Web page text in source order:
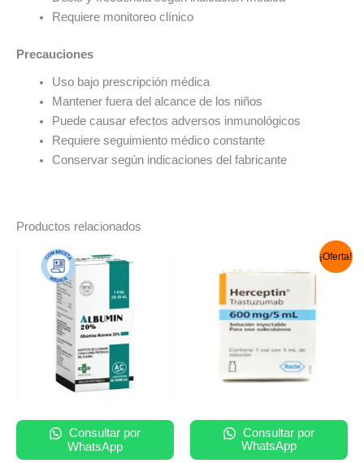
Requiere monitoreo clínico
Precauciones
Uso bajo prescripción médica
Mantener fuera del alcance de los niños
Puede causar efectos adversos inmunológicos
Requiere seguimiento médico constante
Conservar según indicaciones del fabricante
Productos relacionados
Consultar por
WhatsApp
¡Oferta!
Consultar por
WhatsApp
era:
S/ 8,329.00.
precio
actual
S/ 7,999.90.